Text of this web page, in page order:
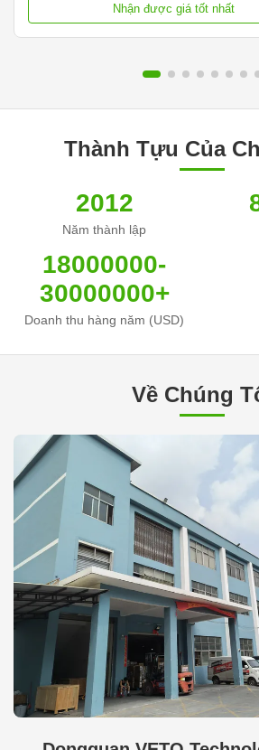
Display dimension 585.6mm *48.19mm
Nhận được giá tốt nhất
Thành Tựu Của
2012
Năm thành lập
18000000-
30000000+
Doanh thu hàng năm (USD)
Về Chúng